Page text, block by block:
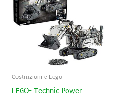
Costruzioni e Lego
LEGO- Technic Power